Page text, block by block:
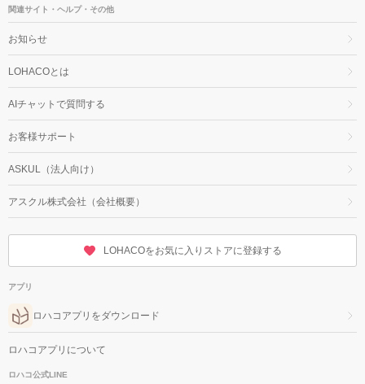
関連サイト・ヘルプ・その他
お知らせ
LOHACOとは
AIチャットで質問する
お客様サポート
ASKUL（法人向け）
アスクル株式会社（会社概要）
LOHACOをお気に入りストアに登録する
アプリ
ロハコアプリをダウンロード
ロハコアプリについて
ロハコ公式LINE